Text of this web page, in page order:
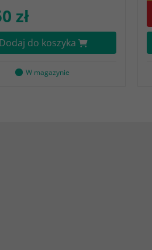
zł
Dodaj do koszyka
W magazynie